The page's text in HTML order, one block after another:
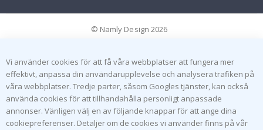
© Namly Design 2026
Vi använder cookies för att få våra webbplatser att fungera mer
effektivt, anpassa din användarupplevelse och analysera trafiken på
våra webbplatser. Tredje parter, såsom Googles tjänster, kan också
använda cookies för att tillhandahålla personligt anpassade
annonser. Vänligen välj en av följande knappar för att ange dina
cookiepreferenser. Detaljer om de cookies vi använder finns på vår